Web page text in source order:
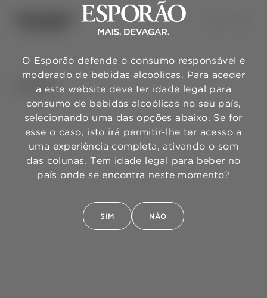
VOLTAR
O Esporão defende o consumo responsável e
moderado de bebidas alcoólicas. Para aceder
a este website deve ter idade legal para
consumo de bebidas alcoólicas no seu país,
selecionando uma das opções abaixo. Se for
esse o caso, isto irá permitir-lhe ter acesso a
uma experiência completa, ativando o som
das colunas. Tem idade legal para beber no
país onde se encontra neste momento?
SIM NÃO